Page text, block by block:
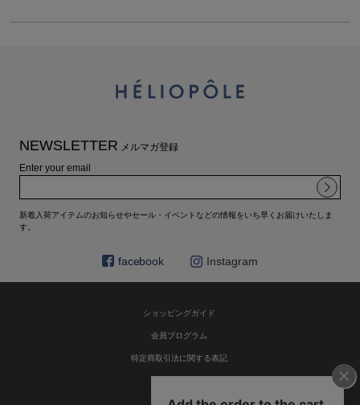
NEWSLETTER メルマガ登録
Enter your email
新着入荷アイテムのお知らせやセール・イベントなどの情報をいち早くお届けいたしま
す。
facebook Instagram
ショッピングガイド
会員プログラム
特定商取引法に関する表記